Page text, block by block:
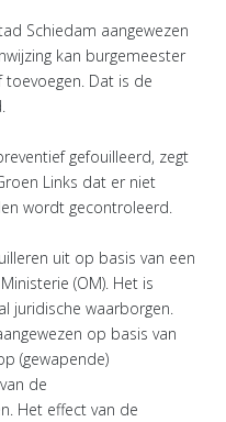
Schiedam aangewezen
kan burgemeester
Dat is de
gefouilleerd, zegt
Links dat er niet
wordt gecontroleerd.
uit op basis van een
(OM). Het is
juridische waarborgen.
op basis van
(gewapende)
de
Het effect van de